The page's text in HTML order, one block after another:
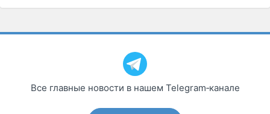
Все главные новости в нашем Telegram‑канале